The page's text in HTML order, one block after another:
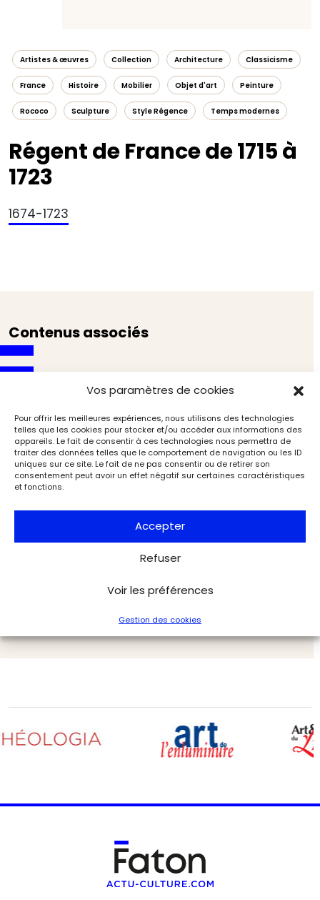
Vos paramètres de cookies
Pour offrir les meilleures expériences, nous utilisons des technologies
telles que les cookies pour stocker et/ou accéder aux informations des
appareils. Le fait de consentir à ces technologies nous permettra de
traiter des données telles que le comportement de navigation ou les ID
uniques sur ce site. Le fait de ne pas consentir ou de retirer son
consentement peut avoir un effet négatif sur certaines caractéristiques
et fonctions.
Accepter
Refuser
Voir les préférences
Gestion des cookies
Artistes & œuvres Collection Architecture Classicisme
France Histoire Mobilier Objet d'art Peinture
Rococo Sculpture Style Régence Temps modernes
Régent de France de 1715 à
1723
1674-1723
Contenus associés
Quand Nocret drapait les Bourbons d’or bleu
L'Objet d'Art